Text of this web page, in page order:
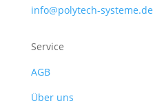
info@polytech-systeme.de
Service
AGB
Über uns